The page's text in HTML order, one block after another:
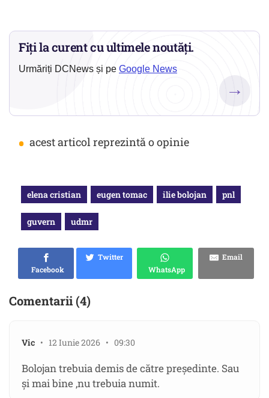
Fiți la curent cu ultimele noutăți.
Urmăriți DCNews și pe Google News
→
• acest articol reprezintă o opinie
elena cristian eugen tomac ilie bolojan pnl
guvern udmr
Facebook
Twitter
WhatsApp
Email
Comentarii (4)
Vic • 12 Iunie 2026 • 09:30
Bolojan trebuia demis de către președinte. Sau
și mai bine ,nu trebuia numit.